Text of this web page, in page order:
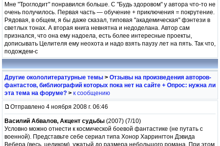
Мне "Троглодит" понравился больше. С "Будь здоровом" у автора что-то не
очень получилось. Первая часть — обучение + приключения = покрутение.
Рядовая, в общем, я бы даже сказал, типовая "академическая" фэнтези в
светлых тонах. А вторая книга невнятна и недоделана. Автор сам
признался, что она ему надоела, есть более интересные проекты,
дописывать Целителя ему неохота и надо взять паузу лет на пять. Так что,
подождем-с
Другие окололитературные темы > Отзывы на произведения авторов-
фантастов, библиографий которых пока нет на сайте + Опрос: нужна ли
эта тема на форуме? > к сообщению
Отправлено 4 ноября 2008 г. 06:46
Василий Абвалов, Акцент судьбы (2007) (7/10)
Условно можно отнести к космической боевой фантастике (не путать с
военной). Представьте себе сериал типа Хонор Харрингтон Дэвида
Вебера (весь, целиком), ужатый до размера небольшого романа. При этом